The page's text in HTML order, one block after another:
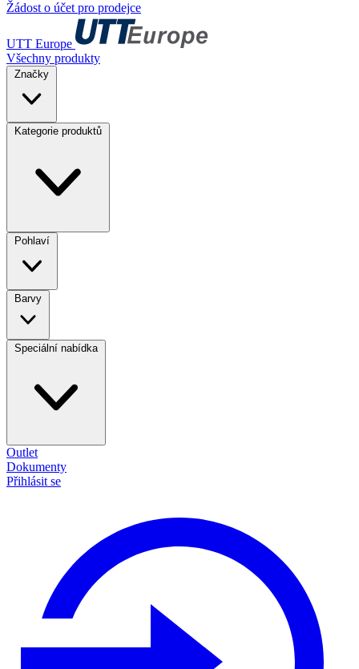
Žádost o účet pro prodejce
UTT Europe
Všechny produkty
Značky
Kategorie produktů
Pohlaví
Barvy
Speciální nabídka
Outlet
Dokumenty
Přihlásit se